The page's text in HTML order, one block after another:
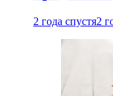
2 года спустя2